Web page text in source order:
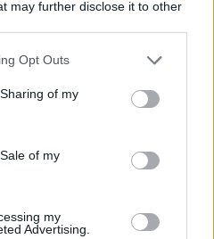
may further disclose it to other
Opt Outs
of my
of my
my
Advertising.